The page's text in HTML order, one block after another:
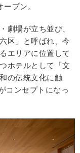
プン。
劇場が立ち並び、
区」と呼ばれ、今
エリアに位置して
ホテルとして「文
の伝統文化に触
コンセプトになっ